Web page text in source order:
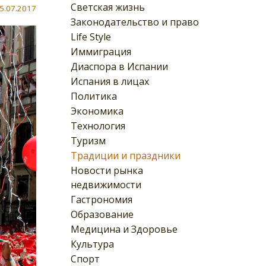
Светская жизнь
Законодательство и право
Life Style
Иммиграция
Диаспора в Испании
Испания в лицах
Политика
Экономика
Технология
Туризм
Традиции и праздники
Новости рынка
недвижимости
Гастрономия
Образование
Медицина и Здоровье
Культура
Спорт